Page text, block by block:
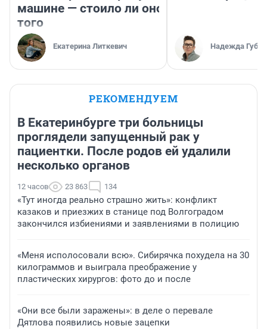
машине — стоило ли оно
того
Екатерина Литкевич Надежда
РЕКОМЕНДУЕМ
В Екатеринбурге три больницы
проглядели запущенный рак у
пациентки. После родов ей удалили
несколько органов
12 часов 23 863 134
«Тут иногда реально страшно жить»: конфликт
казаков и приезжих в станице под Волгоградом
закончился избиениями и заявлениями в полицию
«Меня исполосовали всю». Сибирячка похудела на 30
килограммов и выиграла преображение у
пластических хирургов: фото до и после
«Они все были заражены»: в деле о перевале
Дятлова появились новые зацепки